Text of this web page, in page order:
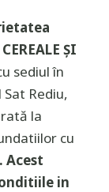
ȘI
sediul în
Rediu,
la
cu
. Acest
in